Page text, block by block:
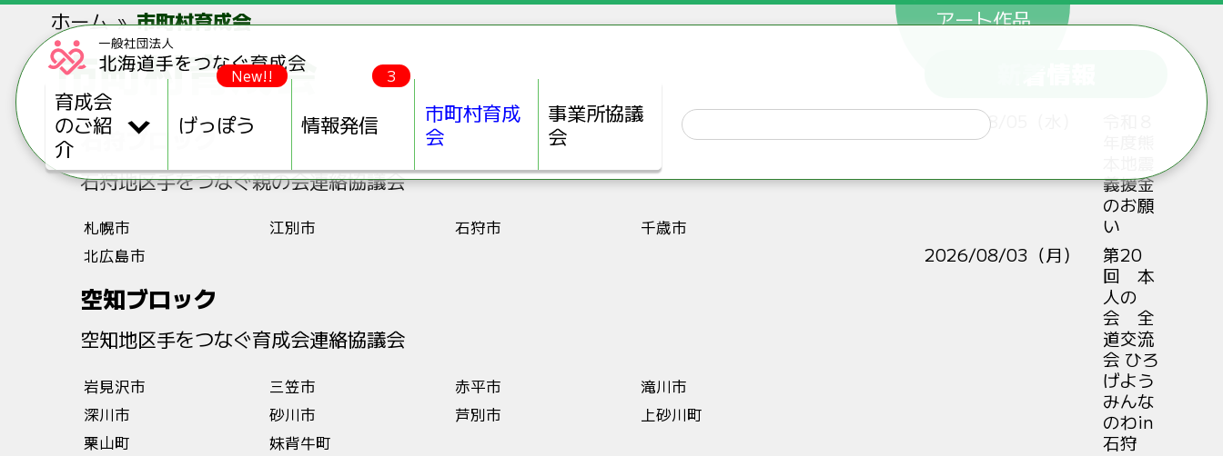
育成会
のご紹
介
New!!
げっぽう
3
情報発信
市町村育成
会
事業所協議
会
アート作品
ホーム 市町村育成会
市町村育成会
石狩ブロック
石狩地区手をつなぐ親の会連絡協議会
札幌市 江別市 石狩市
千歳市
北広島市
空知ブロック
空知地区手をつなぐ育成会連絡協議会
岩見沢市 三笠市 赤平市
滝川市
深川市
砂川市 芦別市
上砂川町
栗山町
妹背牛町
2026/08/05（水）
義援金
のお願
い
2026/08/03（月）
第20
回 本
人の
会 全
道交流
会 ひろ
げよう
みんな
のわin
石狩